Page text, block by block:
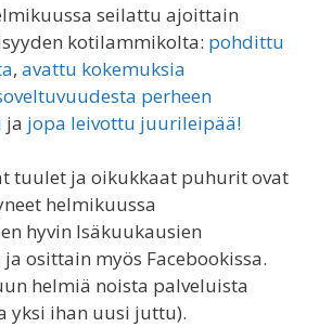
seilattu ajoittain
kotilammikolta: pohdittu
, avattu kokemuksia
perheen
ja jopa leivottu juurileipää!
tuulet ja oikukkaat puhurit ovat
helmikuussa
hyvin Isäkuukausien
osittain myös Facebookissa.
helmiä noista palveluista
yksi ihan uusi juttu).